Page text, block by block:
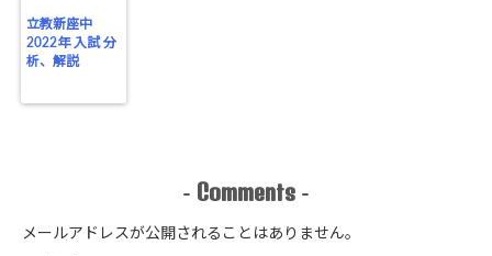
立教新座中
2022年 入試 分
析、解説
- Comments -
メールアドレスが公開されることはありません。